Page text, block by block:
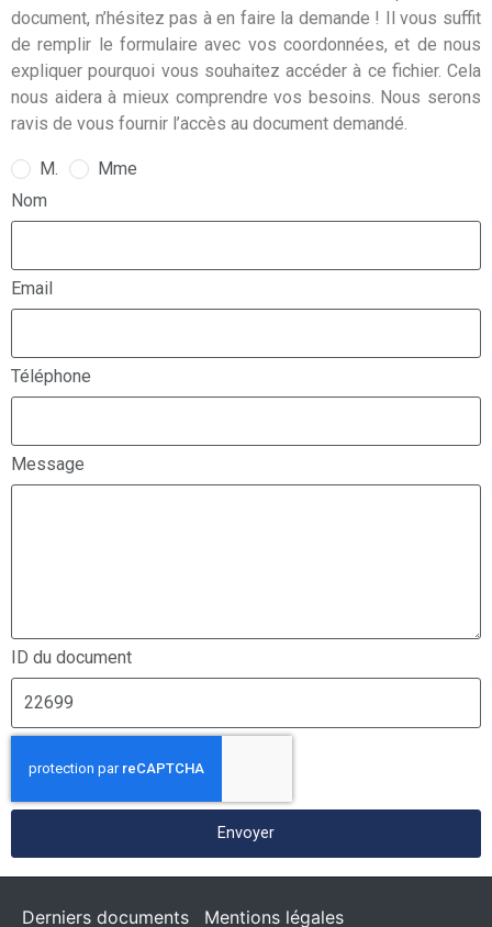
document, n’hésitez pas à en faire la demande ! Il vous suffit
de remplir le formulaire avec vos coordonnées, et de nous
expliquer pourquoi vous souhaitez accéder à ce fichier. Cela
nous aidera à mieux comprendre vos besoins. Nous serons
ravis de vous fournir l’accès au document demandé.
M.
Mme
Nom
Email
Téléphone
Message
ID du document
Envoyer
Derniers documents Mentions légales